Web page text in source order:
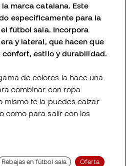
marca catalana. Este
específicamente para la
fútbol sala. Incorpora
y lateral, que hacen que
estilo y durabilidad.
de colores la hace una
combinar con ropa
mismo te la puedes calzar
como para salir con los
Rebajas en fútbol sala Oferta